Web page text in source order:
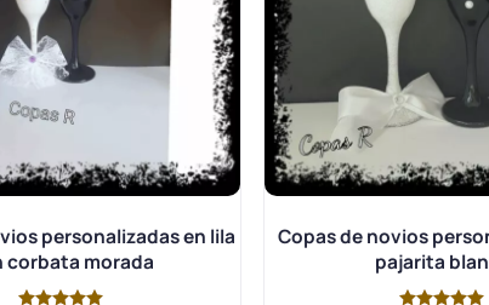
personalizadas en lila
corbata morada
Copas de novios
pajarita